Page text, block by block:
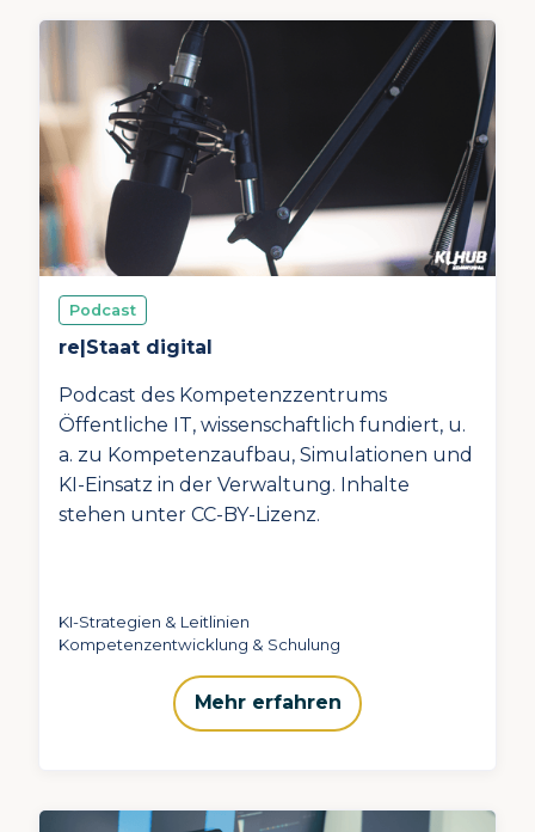
Podcast
re|Staat digital
Podcast des Kompetenzzentrums
Öffentliche IT, wissenschaftlich fundiert, u.
a. zu Kompetenzaufbau, Simulationen und
KI-Einsatz in der Verwaltung. Inhalte
stehen unter CC-BY-Lizenz.
KI-Strategien & Leitlinien
Kompetenzentwicklung & Schulung
Mehr erfahren